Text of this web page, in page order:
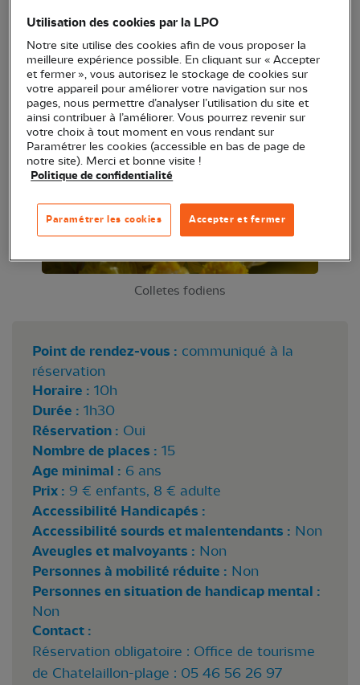
Est-ce que l'abeille solitaire s'ennuie ? Equipés de
boites loupes nous inspecterons les fleurs pour
découvrir la vie discrète des abeilles sauvages.
Colletes fodiens
Point de rendez-vous : communiqué à la
réservation
Horaire : 10h
Durée : 1h30
Réservation : Oui
Nombre de places : 15
Age minimal : 6 ans
Prix : 9 € enfants, 8 € adulte
Accessibilité Handicapés :
Accessibilité sourds et malentendants : Non
Aveugles et malvoyants : Non
Personnes à mobilité réduite : Non
Personnes en situation de handicap mental :
Non
Contact :
Réservation obligatoire : Office de tourisme
de Chatelaillon-plage : 05 46 56 26 97
Utilisation des cookies par la LPO
Notre site utilise des cookies afin de vous proposer la
meilleure expérience possible. En cliquant sur « Accepter
et fermer », vous autorisez le stockage de cookies sur
votre appareil pour améliorer votre navigation sur nos
pages, nous permettre d’analyser l’utilisation du site et
ainsi contribuer à l’améliorer. Vous pourrez revenir sur
votre choix à tout moment en vous rendant sur
Paramétrer les cookies (accessible en bas de page de
notre site). Merci et bonne visite !
Politique de confidentialité
Accepter et fermer
Paramétrer les cookies